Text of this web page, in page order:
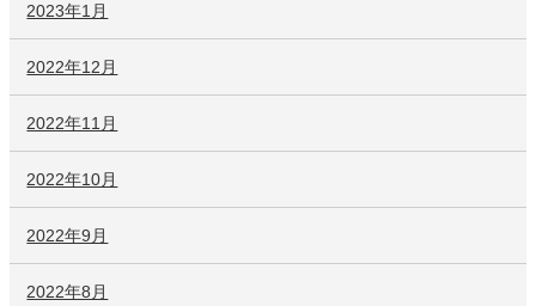
2023年1月
2022年12月
2022年11月
2022年10月
2022年9月
2022年8月